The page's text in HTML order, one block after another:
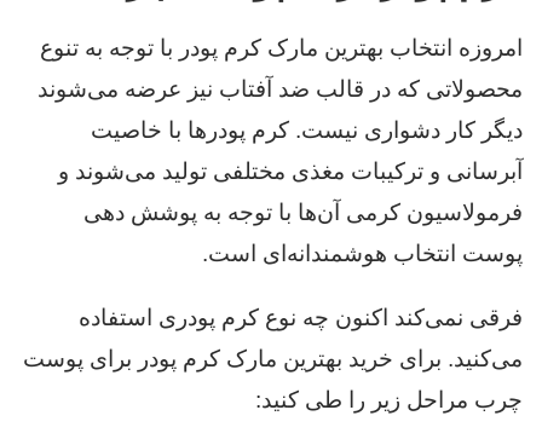
امروزه انتخاب بهترین مارک کرم پودر با توجه به تنوع
محصولاتی که در قالب ضد آفتاب نیز عرضه می‌شوند
دیگر کار دشواری نیست. کرم پودرها با خاصیت
آبرسانی و ترکیبات مغذی مختلفی تولید می‌شوند و
فرمولاسیون کرمی آن‌ها با توجه به پوشش دهی
پوست انتخاب هوشمندانه‌ای است.
فرقی نمی‌کند اکنون چه نوع کرم پودری استفاده
می‌کنید. برای خرید بهترین مارک کرم پودر برای پوست
چرب مراحل زیر را طی کنید: